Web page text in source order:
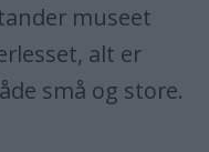
museet
alt er
små og store.